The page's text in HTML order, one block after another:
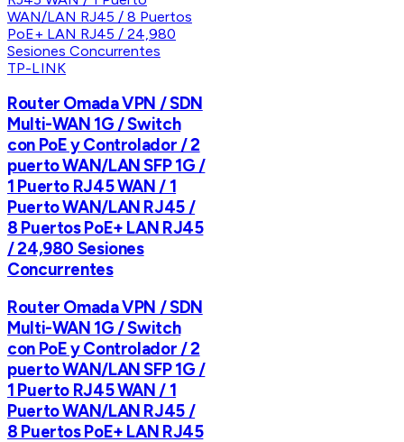
TP-LINK
Router Omada VPN / SDN
Multi-WAN 1G / Switch
con PoE y Controlador / 2
puerto WAN/LAN SFP 1G /
1 Puerto RJ45 WAN / 1
Puerto WAN/LAN RJ45 /
8 Puertos PoE+ LAN RJ45
/ 24,980 Sesiones
Concurrentes
Router Omada VPN / SDN
Multi-WAN 1G / Switch
con PoE y Controlador / 2
puerto WAN/LAN SFP 1G /
1 Puerto RJ45 WAN / 1
Puerto WAN/LAN RJ45 /
8 Puertos PoE+ LAN RJ45